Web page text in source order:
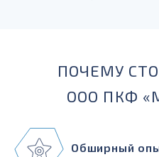
ПОЧЕМУ
ООО ПКФ
Обширный